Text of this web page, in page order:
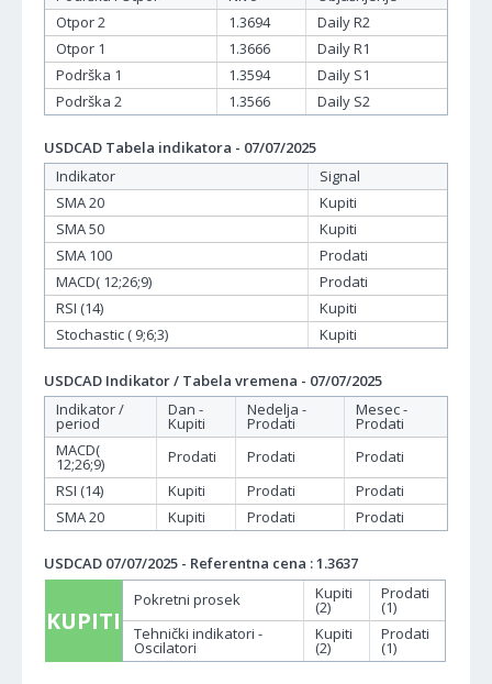
Otpor 2
1.3694
Daily R2
Otpor 1
1.3666
Daily R1
Podrška 1
1.3594
Daily S1
Podrška 2
1.3566 Daily S2
USDCAD Tabela indikatora - 07/07/2025
Indikator
Signal
SMA 20
Kupiti
SMA 50
Kupiti
SMA 100
Prodati
MACD( 12;26;9)
Prodati
RSI (14)
Kupiti
Stochastic ( 9;6;3)
Kupiti
USDCAD Indikator / Tabela vremena - 07/07/2025
Indikator /
period
Dan -
Kupiti
Nedelja -
Prodati
Mesec -
Prodati
MACD(
12;26;9) Prodati Prodati
Prodati
RSI (14)
Kupiti Prodati
Prodati
SMA 20
Kupiti Prodati Prodati
USDCAD 07/07/2025 - Referentna cena : 1.3637
KUPITI
Pokretni prosek Kupiti
(2)
Prodati
(1)
Tehnički indikatori -
Oscilatori
Kupiti
(2)
Prodati
(1)